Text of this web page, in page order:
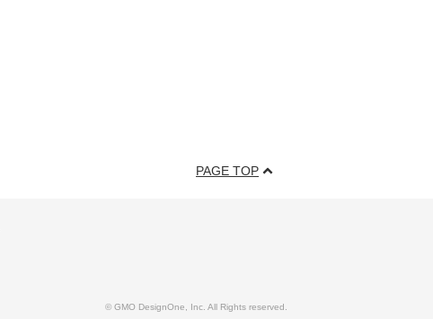
PAGE TOP
© GMO DesignOne, Inc. All Rights reserved.